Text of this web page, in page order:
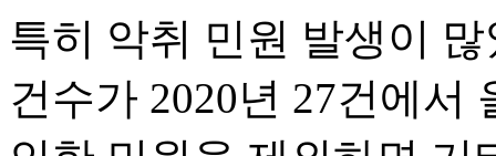
특히 악취 민원 발생이
건수가 2020년 27건에서